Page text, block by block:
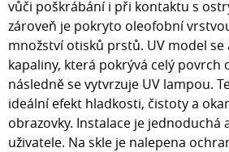
vůči poškrábání i při kontaktu s
zároveň je pokryto oleofobní
množství otisků prstů. UV model
kapaliny, která pokrývá celý povrch
následně se vytvrzuje UV lampou.
ideální efekt hladkosti, čistoty a
obrazovky. Instalace je jednoduchá
uživatele. Na skle je nalepena